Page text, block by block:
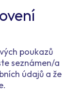
poukazů
seznámen/a
údajů a že